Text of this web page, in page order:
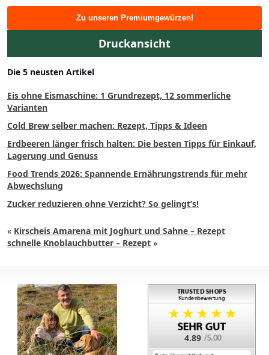
Zu unseren Premiumgewürzen!
Druckansicht
Die 5 neusten Artikel
Eis ohne Eismaschine: 1 Grundrezept, 12 sommerliche
Varianten
Cold Brew selber machen: Rezept, Tipps & Ideen
Erdbeeren länger frisch halten: Die besten Tipps für Einkauf,
Lagerung und Genuss
Food Trends 2026: Spannende Ernährungstrends für mehr
Abwechslung
Zucker reduzieren ohne Verzicht? So gelingt’s!
« Kirscheis Amarena mit Joghurt und Sahne – Rezept
schnelle Knoblauchbutter – Rezept »
4.89